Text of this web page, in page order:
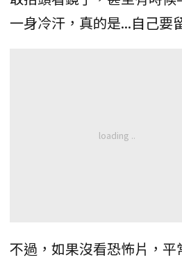
一身冷汗，真的是...自己要
不過，如果沒看恐怖片，平